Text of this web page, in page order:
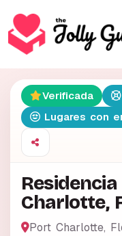
Verificada
Lugares con
Charlotte,
Port Charlotte,